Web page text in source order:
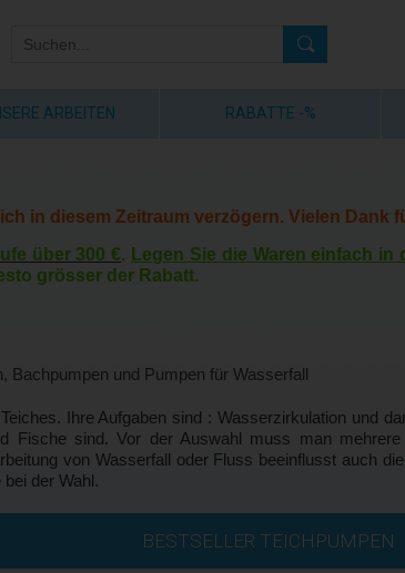
ARBEITEN RABATTE -%
in diesem Zeitraum verzögern. Vielen Dank
über 300 €. Legen Sie die Waren einfach in
grösser der Rabatt.
Bachpumpen und Pumpen für Wasserfall
Ihre Aufgaben sind : Wasserzirkulation und
Fische sind. Vor der Auswahl muss man
von Wasserfall oder Fluss beeinflusst auch
der Wahl.
BESTSELLER TEICHPUMPEN